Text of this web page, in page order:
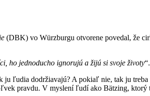
(DBK) vo Würzburgu otvorene povedal, že
ho jednoducho ignorujú a žijú si svoje životy“.
ju ľudia dodržiavajú? A pokiaľ nie, tak ju
pravdu. V myslení ľudí ako Bätzing, ktorý